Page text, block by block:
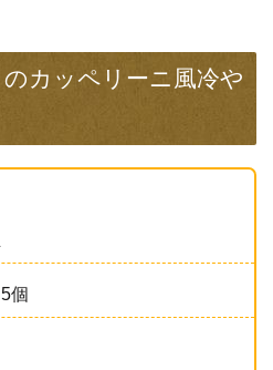
カッペリーニ風冷や
個